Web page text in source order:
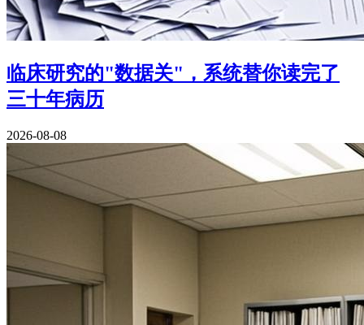
临床研究的"数据关"，系统替你读完了
三十年病历
2026-08-08